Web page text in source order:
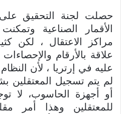
حصلت لجنة التحقيق
الأقمار الصناعية
مراكز الاعتقال ، لكن
علاقة بالأرقام
عليه في إرتريا ، لأن
لم يتم تسجيل المعتقلين
أو أجهزة الحاسوب، لا
للمعتقلين وهذا أمر